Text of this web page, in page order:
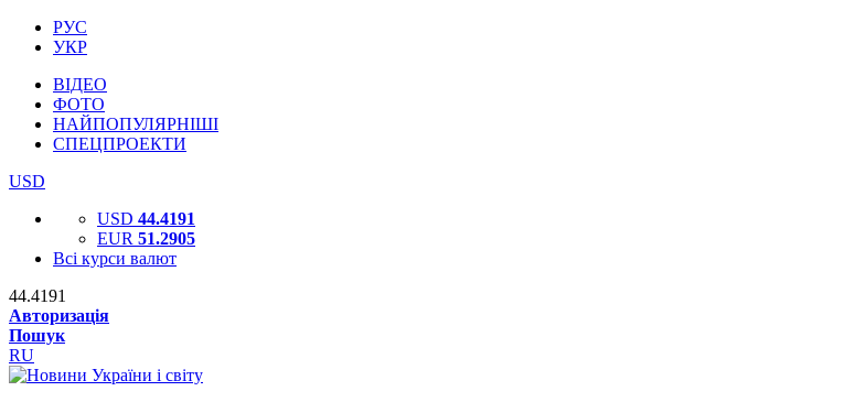
РУС
УКР
ВІДЕО
ФОТО
НАЙПОПУЛЯРНІШІ
СПЕЦПРОЕКТИ
USD
USD 44.4191
EUR 51.2905
Всі курси валют
44.4191
Авторизація
Пошук
RU